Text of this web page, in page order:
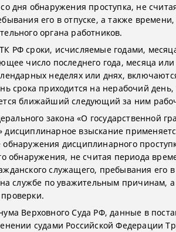
дня обнаружения проступка, не
его в отпуске, а также
органа работников.
РФ сроки, исчисляемые годами,
число последнего года, месяца
неделях или днях,
срока приходится на нерабочий
ближайший следующий за ним
закона «О государственной
дисциплинарное взыскание
обнаружения дисциплинарного
обнаружения, не считая периода
служащего, пребывания его в
на службе по уважительным причинам,
Верховного Суда РФ, данные в
судами Российской Федерации